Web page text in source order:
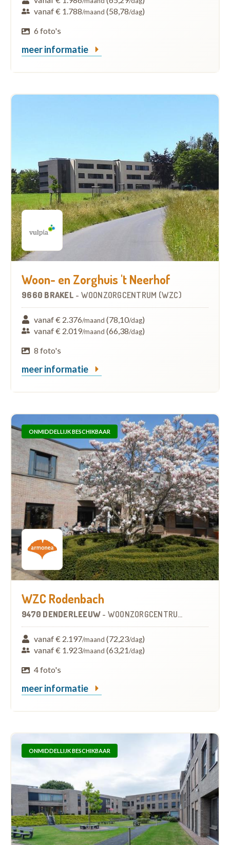
vanaf € 1.788/maand (58,78/dag)
6 foto's
meer informatie
Woon- en Zorghuis 't Neerhof
9660 BRAKEL - WOONZORGCENTRUM (WZC)
vanaf € 2.376/maand (78,10/dag)
vanaf € 2.019/maand (66,38/dag)
8 foto's
meer informatie
ONMIDDELLIJK BESCHIKBAAR
WZC Rodenbach
9470 DENDERLEEUW - WOONZORGCENTRUM (WZC)
vanaf € 2.197/maand (72,23/dag)
vanaf € 1.923/maand (63,21/dag)
4 foto's
meer informatie
ONMIDDELLIJK BESCHIKBAAR